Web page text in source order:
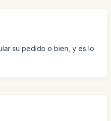
su pedido o bien, y es lo